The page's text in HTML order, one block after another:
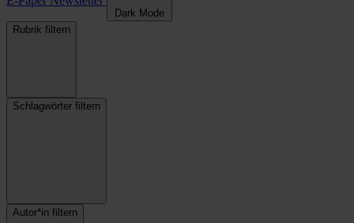
Dark Mode
Rubrik filtern
Schlagwörter filtern
Autor*in filtern